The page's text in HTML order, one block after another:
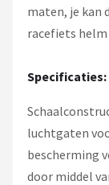
maten, je kan
racefiets helm
Specificaties:
luchtgaten
bescherming
door middel